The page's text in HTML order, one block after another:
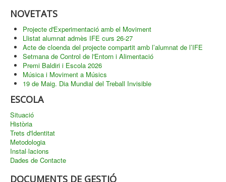
NOVETATS
Projecte d'Experimentació amb el Moviment
Llistat alumnat admès IFE curs 26-27
Acte de cloenda del projecte compartit amb l’alumnat de l’IFE
Setmana de Control de l'Entorn i Alimentació
Premi Baldiri i Escola 2026
Música i Moviment a Músics
19 de Maig. Dia Mundial del Treball Invisible
ESCOLA
Situació
Història
Trets d'Identitat
Metodologia
Instal·lacions
Dades de Contacte
DOCUMENTS DE GESTIÓ